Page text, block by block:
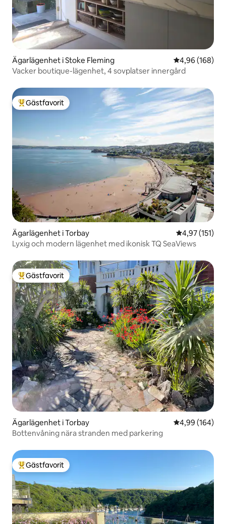
Ägarlägenhet i Stoke Fleming 4,96 av 5 i
4,96 (168)
Vacker boutique-lägenhet, 4 sovplatser innergård
Populär gästfavorit
Gästfavorit
Ägarlägenhet i Torbay 4,97 av 5 i
4,97 (151)
Lyxig och modern lägenhet med ikonisk TQ SeaViews
Populär gästfavorit
Gästfavorit
Ägarlägenhet i Torbay 4,99 av 5 i
4,99 (164)
Bottenvåning nära stranden med parkering
Populär gästfavorit
Gästfavorit